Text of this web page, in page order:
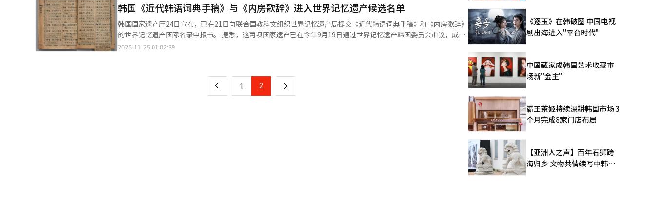
上动刀子。 此次日本领导人宣称“台海有事是日本存亡危机事态”，是1945年日本战败以来日方现职领导人首次在
正式场合鼓吹所谓“台湾有事就是日本有事”并与行使集体自卫权相关联，首次公开表达试图武力介入台湾问题的野
心。这是赤裸裸地干涉中国内政，挑战中方核心利益，性质和影响极其恶劣。不仅中方，日本国内和国际社会许多正
义人士都深感惊愕、明确批评。为了维护自身主权与领土完整，中方必然作出强烈反应。 第二，日方逃避侵略历史罪
责，公然对中方背信弃义。日本在台湾问题上对中国人民负有严重历史罪责。1895年，日本帝国主义以战争手段强行
日探讨复交时，中方明确提出“复交三原则”，核心是严格按照一个中国原则处理台湾问题。此后，中日四个政治文
件均对台湾问题作出明确规定。这些是日本政府作出的郑重承诺，具有国际法效力，没有任何模糊、曲解的空间，无
韩国《近代韩语词典手稿》与《内房歌辞》进入世界记忆遗产候选名单
韩国国家遗产厅24日宣布，已在21日向联合国教科文组织世界记忆遗产局提交《近代韩语词典手稿》和《内房歌辞》
的世界记忆遗产国际名录申报书。 据悉，这两项国家遗产已在今年9月19日通过世界记忆遗产韩国委员会审议，成为
申报对象。经过联合国教科文组织世界记忆遗产国际咨询委员会的评审后，最终是否列入名录将于2027年上半年在法
果，对推动以韩文为中心的语言生活、消除文盲以及扩大教育机会起到重要作用。 《内房歌辞》意为“女性空间中传
唱的歌”，是在女性聚会中手抄传承的女性特有韩文文学。本次申报的记录中收录从1794年至20世纪60年代末，由
不同世代女性创作并享用的567首歌词，展现出各阶层女性共同体的形成，以及她们自发作为创作与传承主体的活跃
2025-11-25 01:02:39
上 1 2 下
《逐玉》在韩破圈 中国电视
剧出海进入"平台时代"
中国藏家成韩国艺术收藏市
场新"金主"
霸王茶姬持续深耕韩国市场 3
个月完成8家门店布局
【亚洲人之声】百年石狮跨
海归乡 文物共情续写中韩人